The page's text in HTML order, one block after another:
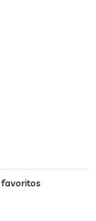
favoritos